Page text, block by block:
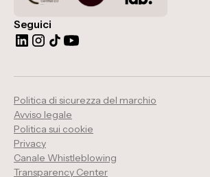
Seguici
Politica di sicurezza del marchio
Avviso legale
Politica sui cookie
Privacy
Canale Whistleblowing
Transparency Center